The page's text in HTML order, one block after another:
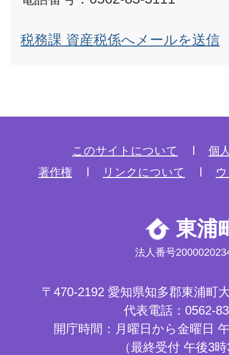
税務課 資産税係へメールを送信
このサイトについて
個
著作権
リンクについて
東浦
法人番号
〒470-2192 愛知県知多郡東浦町
代表電話：0562-
開庁時間：月曜日から金曜日
（最終受付 午後3